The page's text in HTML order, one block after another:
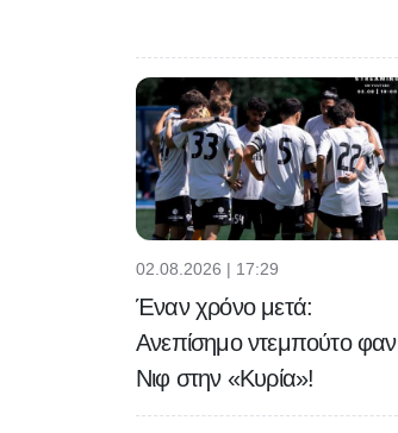
02.08.2026 | 17:29
Έναν χρόνο μετά:
Ανεπίσημο ντεμπούτο φαν
Νιφ στην «Κυρία»!